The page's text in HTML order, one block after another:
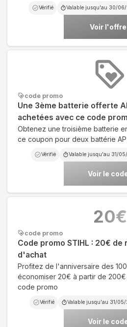
Vérifié Valable jusqu'au 30/
Voir l'offre
code promo
Une 3ème batterie offerte
achetées avec ce code
Obtenez une troisième batterie
ce coupon pour deux battérie
Vérifié Valable jusqu'au 31/
Voir le
code promo
Code promo STIHL : 20€
d'achat
Profitez de l'anniversaire des
économiser 20€ à partir de
code promo
Vérifié Valable jusqu'au 31/
Voir le
20€